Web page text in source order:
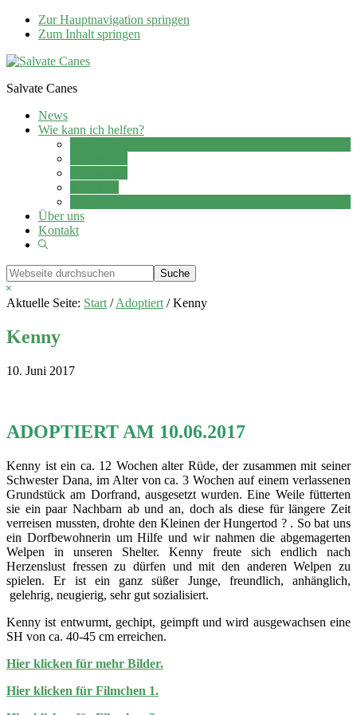
Zur Hauptnavigation springen
Zum Inhalt springen
Salvate Canes
News
Wie kann ich helfen?
Über uns
Kontakt
Show
Webseite
durchsuchen
Hide
Search
Aktuelle Seite: Start / Adoptiert /Kenny
Kenny
10. Juni 2017
ADOPTIERT AM 10.06.2017
Kenny ist ein ca. 12 Wochen alter Rüde, der zusammen mit seiner
Schwester Dana, im Alter von ca. 3 Wochen auf einem verlassenen
Grundstück am Dorfrand, ausgesetzt wurden. Eine Weile fütterten
sie ein paar Nachbarn ab und an, doch als diese für längere Zeit
verreisen mussten, drohte den Kleinen der Hungertod ? . So bat uns
ein Dorfbewohnerin um Hilfe und wir nahmen die abgemagerten
Welpen in unseren Shelter. Kenny freute sich endlich nach
Herzenslust fressen zu dürfen und mit den anderen Welpen zu
spielen. Er ist ein ganz süßer Junge, freundlich, anhänglich,
gelehrig, neugierig, sehr gut sozialisiert.
Kenny ist entwurmt, gechipt, geimpft und wird ausgewachsen eine
SH von ca. 40-45 cm erreichen.
Hier klicken für mehr Bilder.
Hier klicken für Filmchen 1.